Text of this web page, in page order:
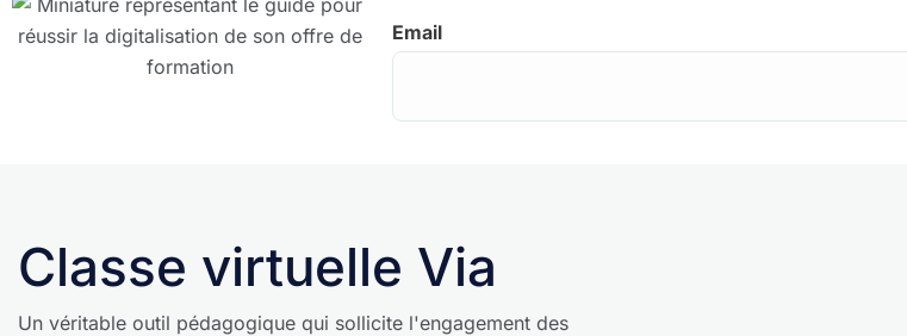
Email
Classe virtuelle Via
Un véritable outil pédagogique qui sollicite l'engagement des